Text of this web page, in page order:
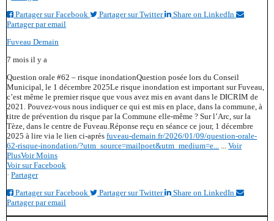
Partager sur Facebook
Partager sur Twitter
Share on LinkedIn
Partager par email
Fuveau Demain
7 mois il y a
Question orale #62 – risque inondationQuestion posée lors du Conseil
Municipal, le 1 décembre 2025Le risque inondation est important sur Fuveau,
c’est même le premier risque que vous avez mis en avant dans le DICRIM de
2021. Pouvez-vous nous indiquer ce qui est mis en place, dans la commune, à
titre de prévention du risque par la Commune elle-même ? Sur l’Arc, sur la
Tèze, dans le centre de Fuveau.Réponse reçu en séance ce jour, 1 décembre
2025 à lire via le lien ci-aprèsfuveau-demain.fr/2026/01/09/question-orale-
62-risque-inondation/?utm_source=mailpoet&utm_medium=e... ...Voir
PlusVoir Moins
Voir sur Facebook
· Partager
Partager sur Facebook
Partager sur Twitter
Share on LinkedIn
Partager par email